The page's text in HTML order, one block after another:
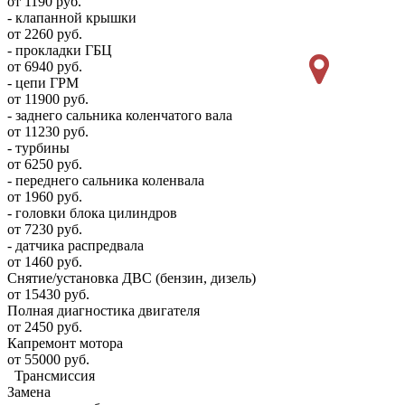
- клапанной крышки
от 2260 руб.
- прокладки ГБЦ
от 6940 руб.
- цепи ГРМ
от 11900 руб.
- заднего сальника коленчатого вала
от 11230 руб.
- турбины
от 6250 руб.
- переднего сальника коленвала
от 1960 руб.
- головки блока цилиндров
от 7230 руб.
- датчика распредвала
от 1460 руб.
Снятие/установка ДВС (бензин, дизель)
от 15430 руб.
Полная диагностика двигателя
от 2450 руб.
Капремонт мотора
от 55000 руб.
Трансмиссия
Замена